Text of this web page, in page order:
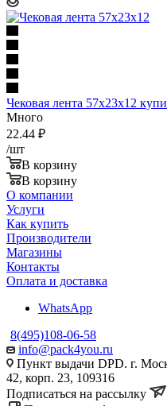
Чековая лента 57х23х12
Много
22.44 ₽
/шт
В корзину
В корзину
О компании
Услуги
Как купить
Производители
Магазины
Контакты
Оплата и доставка
WhatsApp
8(495)108-06-58
info@pack4you.ru
Пункт выдачи DPD. г.
42, корп. 23, 109316
Подписаться на рассылку